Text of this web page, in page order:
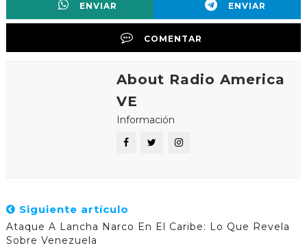
ENVIAR ENVIAR
COMENTAR
About Radio America
VE
Información
Siguiente artículo
Ataque A Lancha Narco En El Caribe: Lo Que Revela
Sobre Venezuela